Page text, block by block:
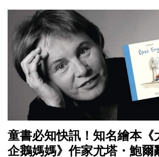
童書必知快訊！知名繪本《
企鵝媽媽》作家尤塔・鮑爾